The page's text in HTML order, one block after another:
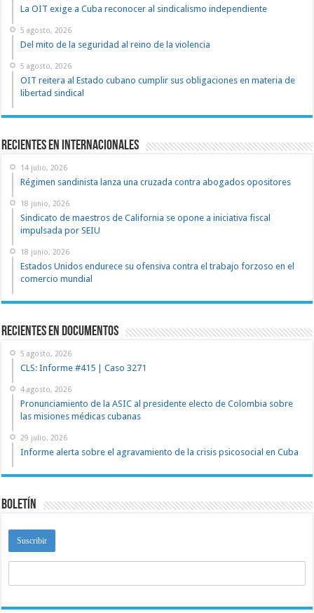
La OIT exige a Cuba reconocer al sindicalismo independiente
5 agosto, 2026
Del mito de la seguridad al reino de la violencia
5 agosto, 2026
OIT reitera al Estado cubano cumplir sus obligaciones en materia de
libertad sindical
Recientes en Internacionales
14 julio, 2026
Régimen sandinista lanza una cruzada contra abogados opositores
18 junio, 2026
Sindicato de maestros de California se opone a iniciativa fiscal
impulsada por SEIU
18 junio, 2026
Estados Unidos endurece su ofensiva contra el trabajo forzoso en el
comercio mundial
recientes en documentos
5 agosto, 2026
CLS: Informe #415 | Caso 3271
4 agosto, 2026
Pronunciamiento de la ASIC al presidente electo de Colombia sobre
las misiones médicas cubanas
29 julio, 2026
Informe alerta sobre el agravamiento de la crisis psicosocial en Cuba
Boletín